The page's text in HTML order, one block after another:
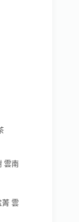
雲南
菁 雲